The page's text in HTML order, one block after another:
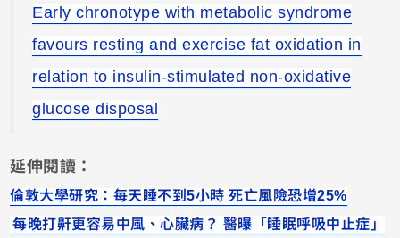
Early chronotype with metabolic syndrome
favours resting and exercise fat oxidation in
relation to insulin-stimulated non-oxidative
glucose disposal
延伸閱讀：
倫敦大學研究：每天睡不到5小時 死亡風險恐增25%
每晚打鼾更容易中風、心臟病？ 醫曝「睡眠呼吸中止症」